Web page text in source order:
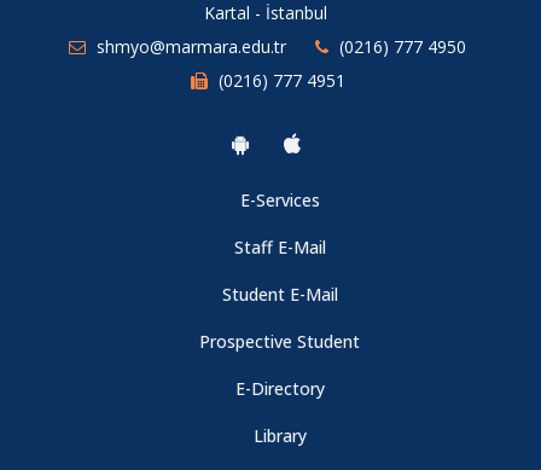
Kartal - İstanbul
shmyo@marmara.edu.tr
(0216) 777 4950
(0216) 777 4951
E-Services
Staff E-Mail
Student E-Mail
Prospective Student
E-Directory
Library